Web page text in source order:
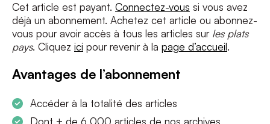
Cet article est payant. Connectez-vous si vous avez
déjà un abonnement. Achetez cet article ou abonnez-
vous pour avoir accès à tous les articles sur les plats
pays. Cliquez ici pour revenir à la page d’accueil.
Avantages de l’abonnement
Accéder à la totalité des articles
Dont + de 6 000 articles de nos archives
S'INSCRIRE